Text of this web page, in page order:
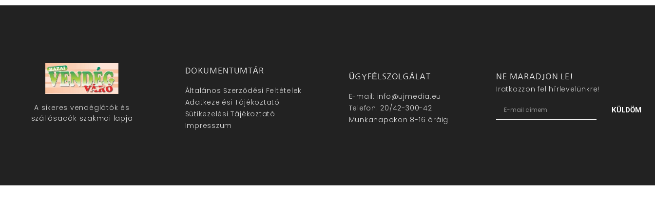
A sikeres vendéglátók és
szállásadók szakmai lapja
DOKUMENTUMTÁR
Általános Szerződési Feltételek
Adatkezelési Tájékoztató
Sütikezelési Tájékoztató
Impresszum
ÜGYFÉLSZOLGÁLAT
E-mail: info@ujmedia.eu
Telefon: 20/42-300-42
Munkanapokon 8-16 óráig
NE MARADJON LE!
Iratkozzon fel hírlevelünkre!
KÜLDÖM